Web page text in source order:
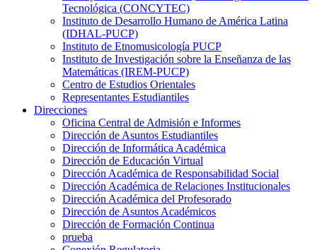
Tecnológica (CONCYTEC)
Instituto de Desarrollo Humano de América Latina
(IDHAL-PUCP)
Instituto de Etnomusicología PUCP
Instituto de Investigación sobre la Enseñanza de las
Matemáticas (IREM-PUCP)
Centro de Estudios Orientales
Representantes Estudiantiles
Direcciones
Oficina Central de Admisión e Informes
Dirección de Asuntos Estudiantiles
Dirección de Informática Académica
Dirección de Educación Virtual
Dirección Académica de Responsabilidad Social
Dirección Académica de Relaciones Institucionales
Dirección Académica del Profesorado
Dirección de Asuntos Académicos
Dirección de Formación Continua
prueba